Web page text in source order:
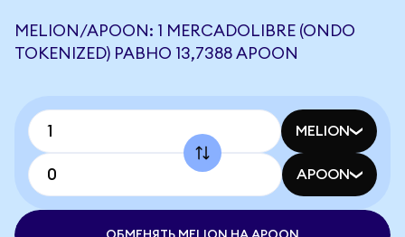
MELION/APOON: 1 MERCADOLIBRE (ONDO
TOKENIZED) РАВНО 13,7388 APOON
MELION
APOON